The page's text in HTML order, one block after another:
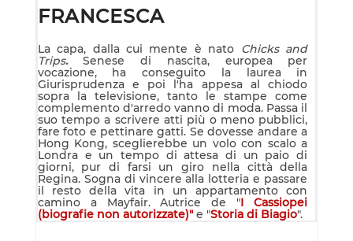
FRANCESCA
La capa, dalla cui mente è nato Chicks and
Trips.Senese di nascita, europea per
vocazione, ha conseguito la laurea in
Giurisprudenza e poi l'ha appesa al chiodo
sopra la televisione, tanto le stampe come
complemento d'arredo vanno di moda. Passa il
suo tempo a scrivere atti più o meno pubblici,
fare foto e pettinare gatti. Se dovesse andare a
Hong Kong, sceglierebbe un volo con scalo a
Londra e un tempo di attesa di un paio di
giorni, pur di farsi un giro nella città della
Regina. Sogna di vincere alla lotteria e passare
il resto della vita in un appartamento con
camino a Mayfair. Autrice de"I Cassiopei
(biografie non autorizzate)"e "Storia di Biagio".